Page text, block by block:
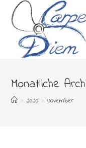
Inhalt
springen
Monatliche
> 2020 > November